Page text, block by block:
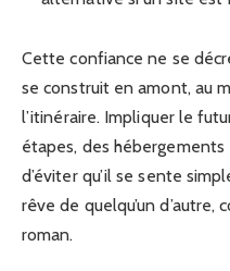
Cette confiance ne se
se construit en amont, au
l’itinéraire. Impliquer le
étapes, des
d’éviter qu’il se sente
rêve de quelqu’un d’autre,
roman.